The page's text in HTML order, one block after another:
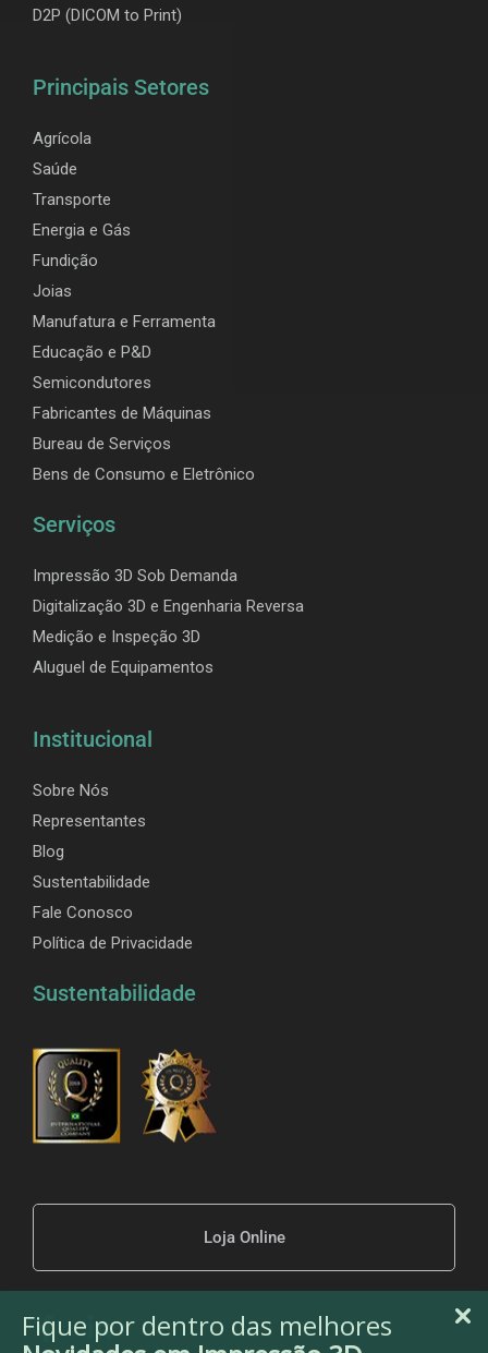
Fique por dentro das melhores
D2P (DICOM to Print)
Principais Setores
Agrícola
Saúde
Transporte
Energia e Gás
Fundição
Joias
Manufatura e Ferramenta
Educação e P&D
Semicondutores
Fabricantes de Máquinas
Bureau de Serviços
Bens de Consumo e Eletrônico
Serviços
Impressão 3D Sob Demanda
Digitalização 3D e Engenharia Reversa
Medição e Inspeção 3D
Aluguel de Equipamentos
Institucional
Sobre Nós
Representantes
Blog
Sustentabilidade
Fale Conosco
Política de Privacidade
Sustentabilidade
Loja Online